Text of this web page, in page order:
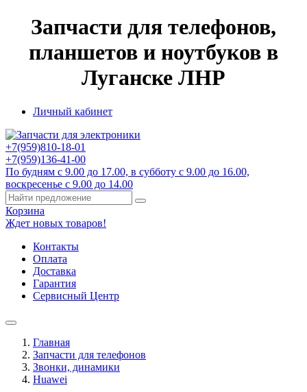
Запчасти для телефонов,
планшетов и ноутбуков в
Луганске ЛНР
Личный кабинет
+7(959)810-18-01
+7(959)136-41-00
По будням с 9.00 до 17.00, в субботу с 9.00 до 16.00,
воскресенье с 9.00 до 14.00
Корзина
Ждет новых товаров!
Контакты
Оплата
Доставка
Гарантия
Сервисный Центр
Главная
Запчасти для телефонов
Звонки, динамики
Huawei